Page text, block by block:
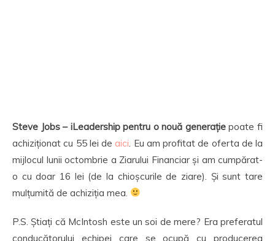
Steve Jobs – iLeadership pentru o nouă generațiepoate fi
achiziționat cu 55 lei de aici . Eu am profitat de oferta de la
mijlocul lunii octombrie a Ziarului Financiar și am cumpărat-
o cu doar 16 lei (de la chioșcurile de ziare). Și sunt tare
mulțumită de achiziția mea.
P.S. Știați că McIntosh este un soi de mere? Era preferatul
conducătorului echipei care se ocupă cu producerea